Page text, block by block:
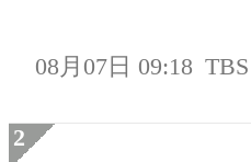
08月07日 09:18